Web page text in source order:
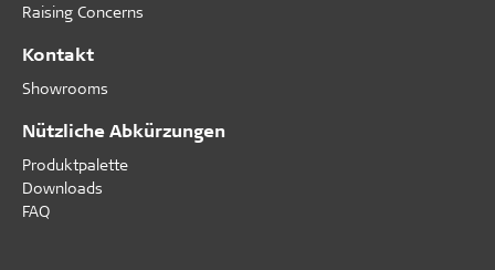
Raising Concerns
Kontakt
Showrooms
Nützliche Abkürzungen
Produktpalette
Downloads
FAQ